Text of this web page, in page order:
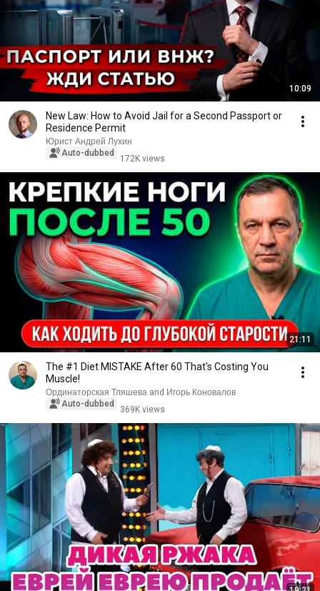
10:09
New Law: How to Avoid Jail for a Second Passport or
Residence Permit
Юрист Андрей Лухин
Auto-dubbed
172K views
21:11
The #1 Diet MISTAKE After 60 That's Costing You
Muscle!
Ординаторская Тляшева and Игорь Коновалов
Auto-dubbed
369K views